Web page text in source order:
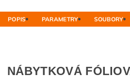
POPIS PARAMETRY SOUBORY
NÁBYTKOVÁ